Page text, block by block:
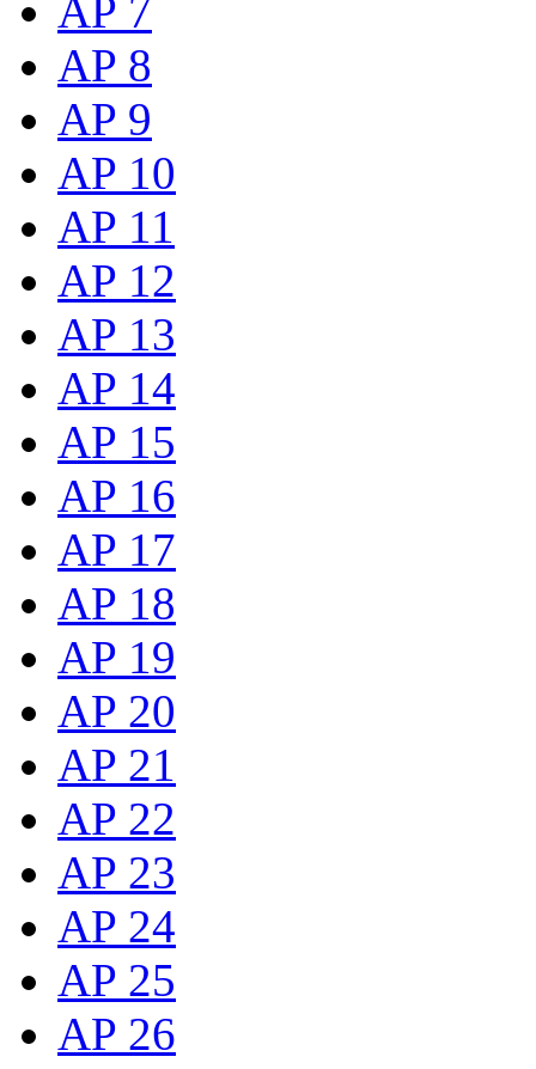
AP 7
AP 8
AP 9
AP 10
AP 11
AP 12
AP 13
AP 14
AP 15
AP 16
AP 17
AP 18
AP 19
AP 20
AP 21
AP 22
AP 23
AP 24
AP 25
AP 26